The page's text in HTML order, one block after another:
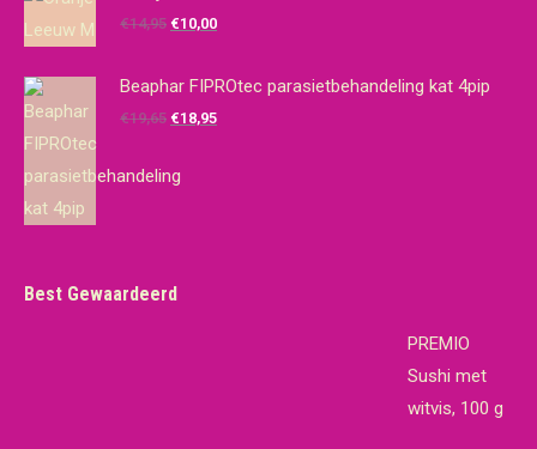
€14,95 Oorspronkelijke
was:
€14,95.
€10,00Huidige
is:
€10,00.
Beaphar FIPROtec parasietbehandeling kat 4pip
€19,65 Oorspronkelijke
was:
€18,95Huidige
Best Gewaardeerd
PREMIO
Sushi met
witvis, 100 g